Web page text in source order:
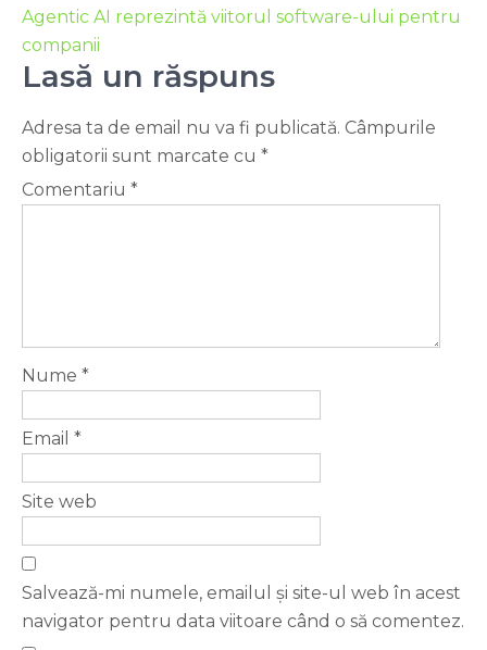
Agentic AI reprezintă viitorul software-ului pentru
companii
Lasă un răspuns
Adresa ta de email nu va fi publicată. Câmpurile
obligatorii sunt marcate cu *
Comentariu *
Nume *
Email *
Site web
Salvează-mi numele, emailul și site-ul web în acest
navigator pentru data viitoare când o să comentez.